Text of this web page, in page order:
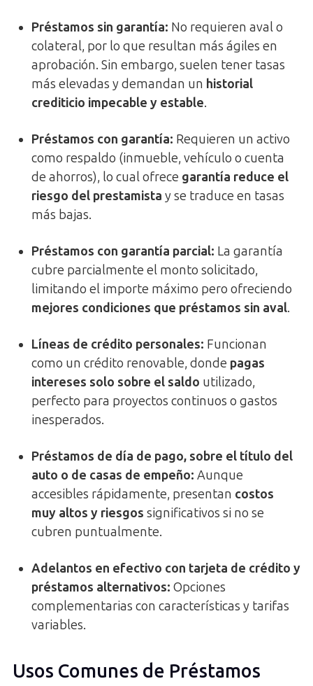
Préstamos sin garantía: No requieren aval o
colateral, por lo que resultan más ágiles en
aprobación. Sin embargo, suelen tener tasas
más elevadas y demandan un historial
crediticio impecable y estable.
Préstamos con garantía: Requieren un activo
como respaldo (inmueble, vehículo o cuenta
de ahorros), lo cual ofrece garantía reduce el
riesgo del prestamista y se traduce en tasas
más bajas.
Préstamos con garantía parcial: La garantía
cubre parcialmente el monto solicitado,
limitando el importe máximo pero ofreciendo
mejores condiciones que préstamos sin aval.
Líneas de crédito personales: Funcionan
como un crédito renovable, donde pagas
intereses solo sobre el saldo utilizado,
perfecto para proyectos continuos o gastos
inesperados.
Préstamos de día de pago, sobre el título del
auto o de casas de empeño: Aunque
accesibles rápidamente, presentan costos
muy altos y riesgos significativos si no se
cubren puntualmente.
Adelantos en efectivo con tarjeta de crédito y
préstamos alternativos: Opciones
complementarias con características y tarifas
variables.
Usos Comunes de Préstamos